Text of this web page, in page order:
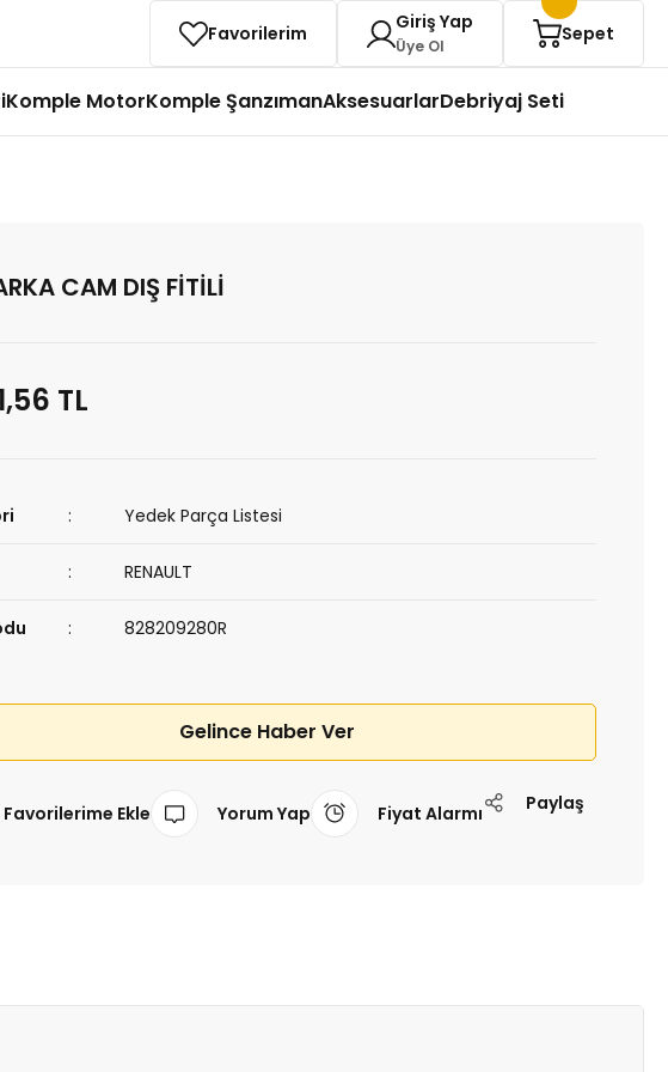
Favorilerim Giriş Yap
Üye Ol
Sepet
Komple MotorKomple ŞanzımanAksesuarlarDebriyaj Seti
CAM DIŞ FİTİLİ
TL
Yedek Parça Listesi
RENAULT
828209280R
Gelince Haber Ver
Yorum Yap Fiyat Alarmı Paylaş